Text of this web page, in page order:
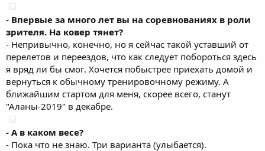
- Впервые за много лет вы на соревнованиях в роли
зрителя. На ковер тянет?
- Непривычно, конечно, но я сейчас такой уставший от
перелетов и переездов, что как следует побороться здесь
я вряд ли бы смог. Хочется побыстрее приехать домой и
вернуться к обычному тренировочному режиму. А
ближайшим стартом для меня, скорее всего, станут
"Аланы-2019" в декабре.
- А в каком весе?
- Пока что не знаю. Три варианта (улыбается).